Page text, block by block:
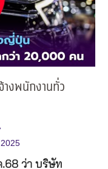
งพนักงานทั่ว
.68 ว่า บริษัท